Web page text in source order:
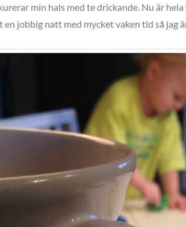
min hals med te drickande. Nu är
en jobbig natt med mycket vaken tid så jag